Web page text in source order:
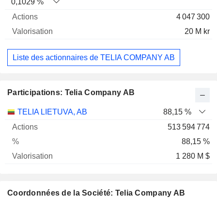
0,1029 %
4 047 300
20 M kr
Liste des actionnaires de TELIA COMPANY AB
Participations: Telia Company AB
Nom Actions % Valorisation
TELIA LIETUVA, AB
88,15 %
513 594 774
88,15 %
1 280 M $
Coordonnées de la Société: Telia Company AB